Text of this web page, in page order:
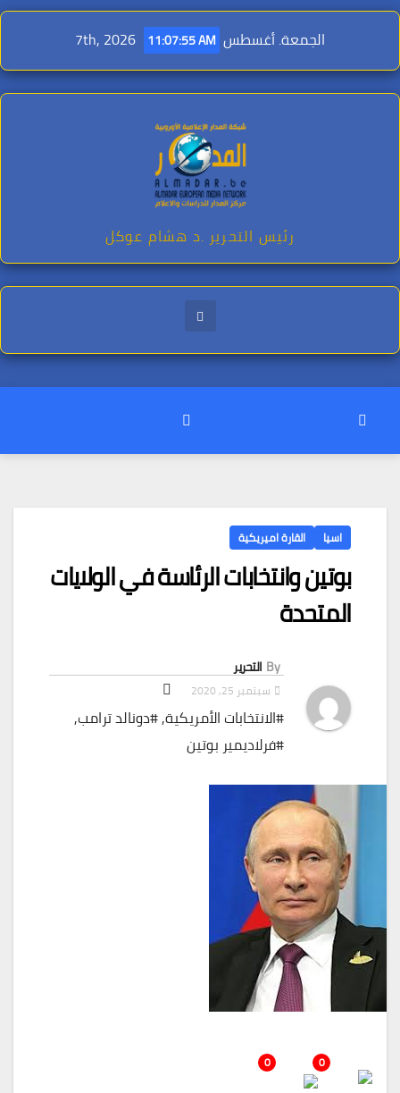
Skip
content
الجمعة. أغسطس 7th, 2026 11:07:56 AM
رئيس التحرير .د هشام عوكل
اسيا القارة اميريكية
بوتين وانتخابات الرئاسة في الولايات
المتحدة
By التحرير
سبتمبر 25, 2020
#الانتخابات الأمريكية,#دونالد ترامب,
#فرلاديمير بوتين
0
0